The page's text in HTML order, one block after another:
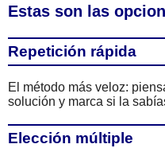
Estas son las
Repetición rápida
El método más veloz:
solución y marca si la
Elección múltiple